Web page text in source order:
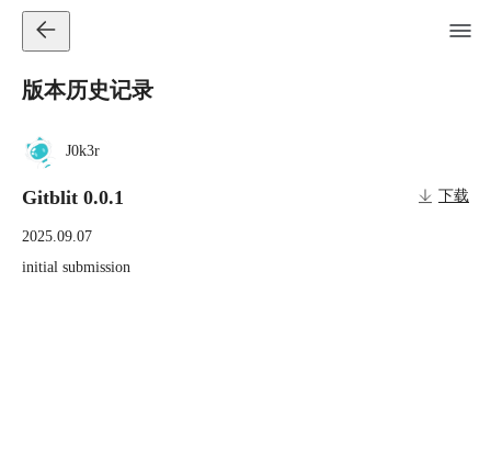
版本历史记录
J0k3r
Gitblit 0.0.1 下载
2025.09.07
initial submission